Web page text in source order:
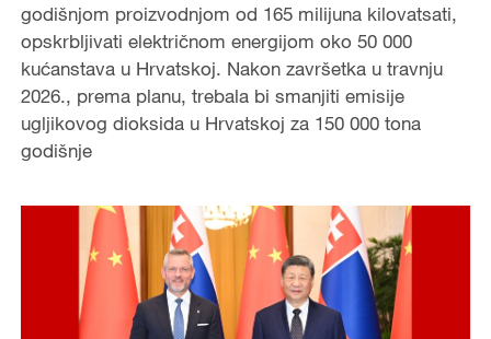
godišnjom proizvodnjom od 165 milijuna kilovatsati,
opskrbljivati električnom energijom oko 50 000
kućanstava u Hrvatskoj. Nakon završetka u travnju
2026., prema planu, trebala bi smanjiti emisije
ugljikovog dioksida u Hrvatskoj za 150 000 tona
godišnje